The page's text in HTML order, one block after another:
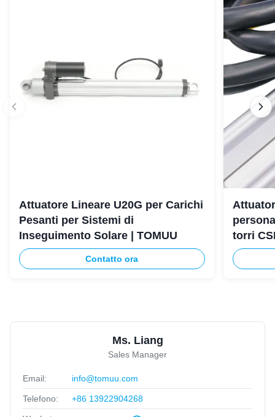
Attuatore Lineare U20G per Carichi
Pesanti per Sistemi di
Inseguimento Solare | TOMUU
Contatto ora
torri
Ms. Liang
Sales Manager
Email: info@tomuu.com
Telefono: +86 13922904268